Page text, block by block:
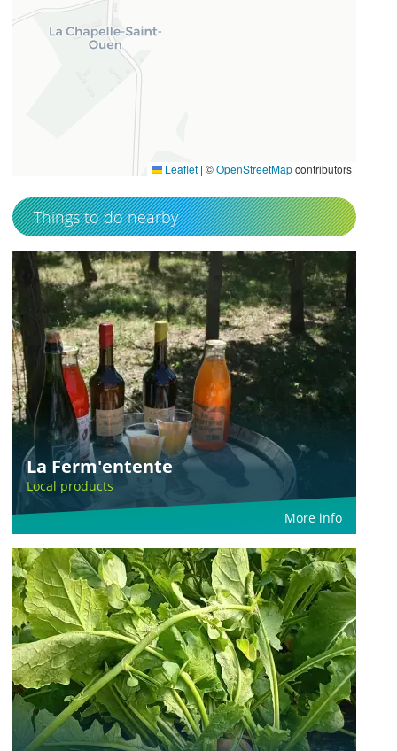
Leaflet | ©OpenStreetMapcontributors
Things to do nearby
La Ferm'entente
Local products
More info